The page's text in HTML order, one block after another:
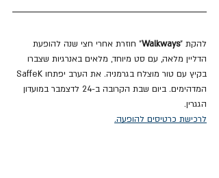
להקת "Walkways" חוזרת אחרי חצי שנה להופעת
הדליין מלאה, עם סט מיוחד, מלאים באנרגיות שצברו
המדהימים. ביום שבת הקרובה ב-24 לדצמבר במועדון
הגגרין.
לרכישת כרטיסים להופעה.